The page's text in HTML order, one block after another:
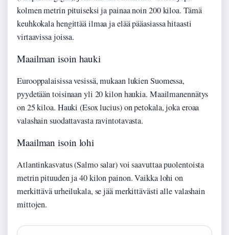
kolmen metrin pituiseksi ja painaa noin 200 kiloa. Tämä
keuhkokala hengittää ilmaa ja elää pääasiassa hitaasti
virtaavissa joissa.
Maailman isoin hauki
Eurooppalaisissa vesissä, mukaan lukien Suomessa,
pyydetään toisinaan yli 20 kilon haukia. Maailmanennätys
on 25 kiloa. Hauki (Esox lucius) on petokala, joka eroaa
valashain suodattavasta ravintotavasta.
Maailman isoin lohi
Atlantinkasvatus (Salmo salar) voi saavuttaa puolentoista
metrin pituuden ja 40 kilon painon. Vaikka lohi on
merkittävä urheilukala, se jää merkittävästi alle valashain
mittojen.